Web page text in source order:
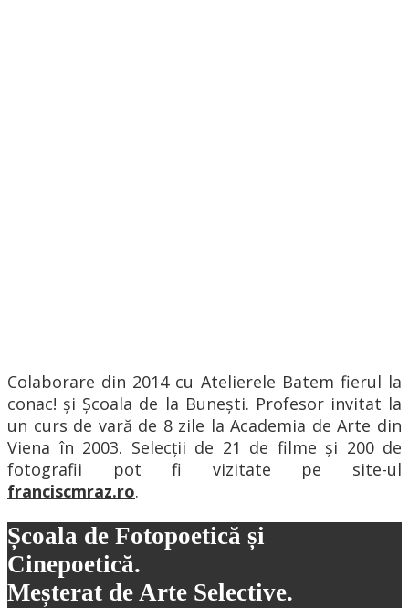
Colaborare din 2014 cu Atelierele Batem fierul la
conac! și Școala de la Bunești. Profesor invitat la
un curs de vară de 8 zile la Academia de Arte din
Viena în 2003. Selecții de 21 de filme și 200 de
fotografii pot fi vizitate pe site-ul
franciscmraz.ro.
Școala de Fotopoetică și
Cinepoetică.
Meșterat de Arte Selective.